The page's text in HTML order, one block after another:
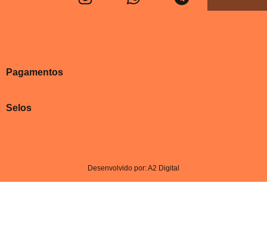
Pagamentos
Selos
Desenvolvido por: A2 Digital